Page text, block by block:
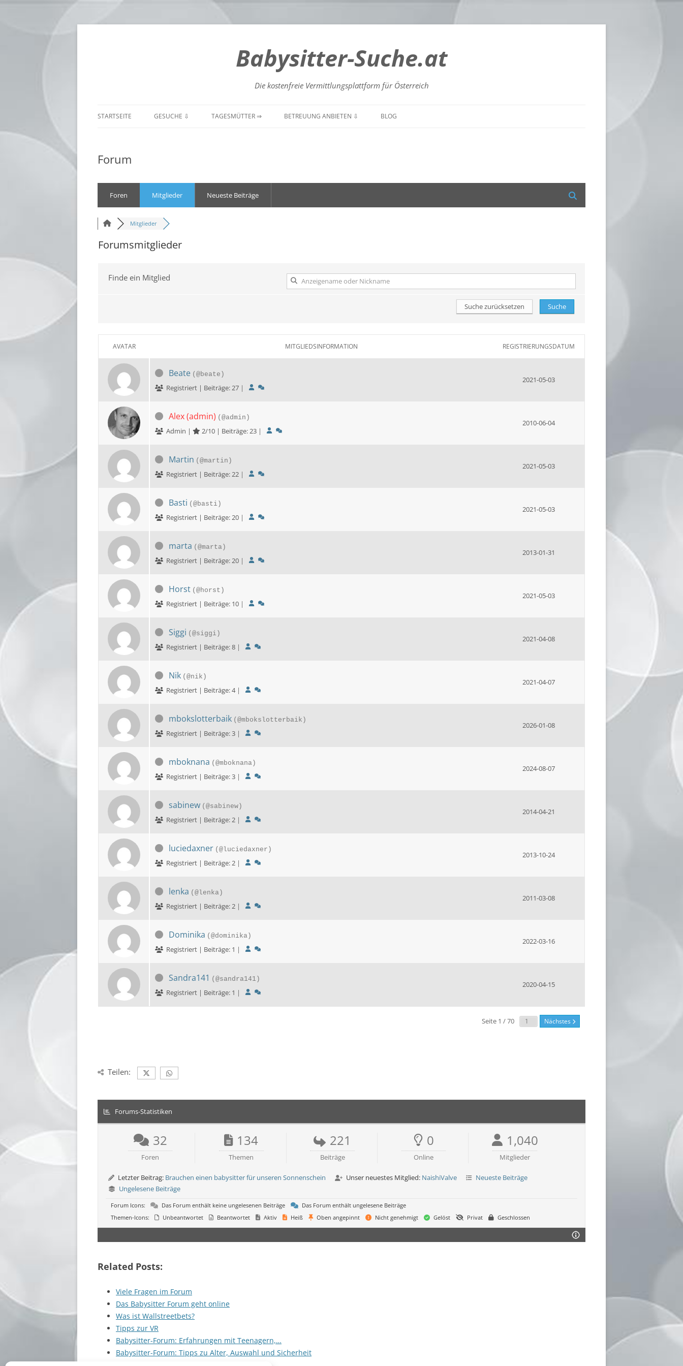
Babysitter-Suche.at
Die kostenfreie Vermittlungsplattform für Österreich
Inhalt
STARTSEITE GESUCHE ⇩
VORARLBERG
TAGESMÜTTER ⇒
OBERÖSTERREICH
BETREUUNG ANBIETEN ⇩
VORARLBERG
BLOG
Forum
Foren Mitglieder Neueste Beiträge
Mitglieder
Forumsmitglieder
Finde ein Mitglied
AVATAR MITGLIEDSINFORMATION REGISTRIERUNGSDATUM
Beate (@beate)
Registriert | Beiträge: 27 |
2021-05-03
Alex (admin) (@admin)
Admin | 2/10 | Beiträge: 23 |
2010-06-04
Martin (@martin)
Registriert | Beiträge: 22 |
2021-05-03
Basti (@basti)
Registriert | Beiträge: 20 |
2021-05-03
marta (@marta)
Registriert | Beiträge: 20 |
2013-01-31
Horst (@horst)
Registriert | Beiträge: 10 |
2021-05-03
Siggi (@siggi)
Registriert | Beiträge: 8 |
2021-04-08
Nik (@nik)
Registriert | Beiträge: 4|
2021-04-07
mbokslotterbaik (@mbokslotterbaik)
Registriert | Beiträge: 3 |
2026-01-08
mboknana (@mboknana)
Registriert | Beiträge: 3 |
2024-08-07
sabinew (@sabinew)
Registriert | Beiträge: 2 |
2014-04-21
luciedaxner (@luciedaxner)
Registriert | Beiträge: 2 |
2013-10-24
lenka (@lenka)
Registriert | Beiträge: 2 |
2011-03-08
Dominika (@dominika)
Registriert | Beiträge: 1 |
2022-03-16
Sandra141 (@sandra141)
Registriert | Beiträge: 1 |
2020-04-15
Seite 1 / 70 Nächstes
Teilen:
Forums-Statistiken
32
Foren
134
Themen
221
Beiträge
0
Online
1,040
Mitglieder
Letzter Beitrag: Brauchen einen babysitter für unseren Sonnenschein Unser neuestes Mitglied: NaishiValve
Neueste Beiträge
Ungelesene Beiträge
Forum Icons: Das Forum enthält keine ungelesenen Beiträge
Das Forum enthält ungelesene Beiträge
Themen-Icons:
Unbeantwortet Beantwortet Aktiv Heiß Oben angepinnt Nicht genehmigt Gelöst Privat Geschlossen
Related Posts:
Viele Fragen im Forum
Das Babysitter Forum geht online
Was ist Wallstreetbets?
Tipps zur VR
Babysitter-Forum: Erfahrungen mit Teenagern,…
Babysitter-Forum: Tipps zu Alter, Auswahl und Sicherheit